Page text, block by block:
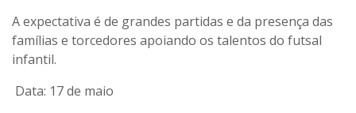
A expectativa é de grandes partidas e da presença das
famílias e torcedores apoiando os talentos do futsal
infantil.
Data: 17 de maio